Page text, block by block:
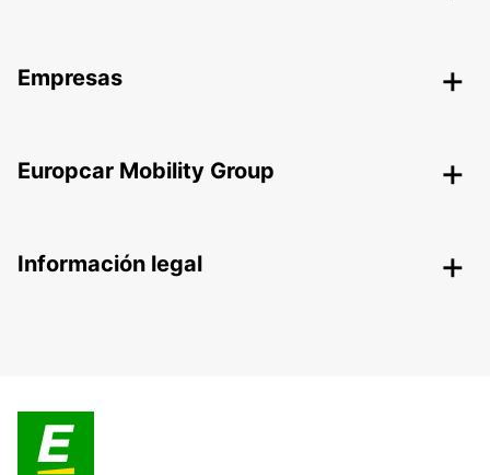
Empresas
Europcar Mobility Group
Información legal